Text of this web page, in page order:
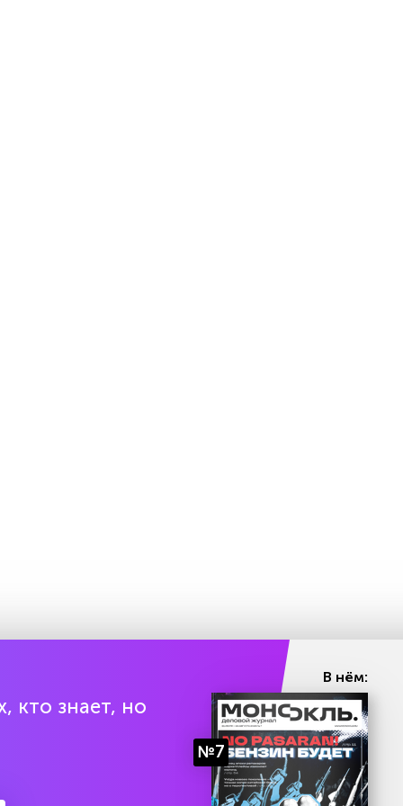
кто знает, но
В нём:
№7